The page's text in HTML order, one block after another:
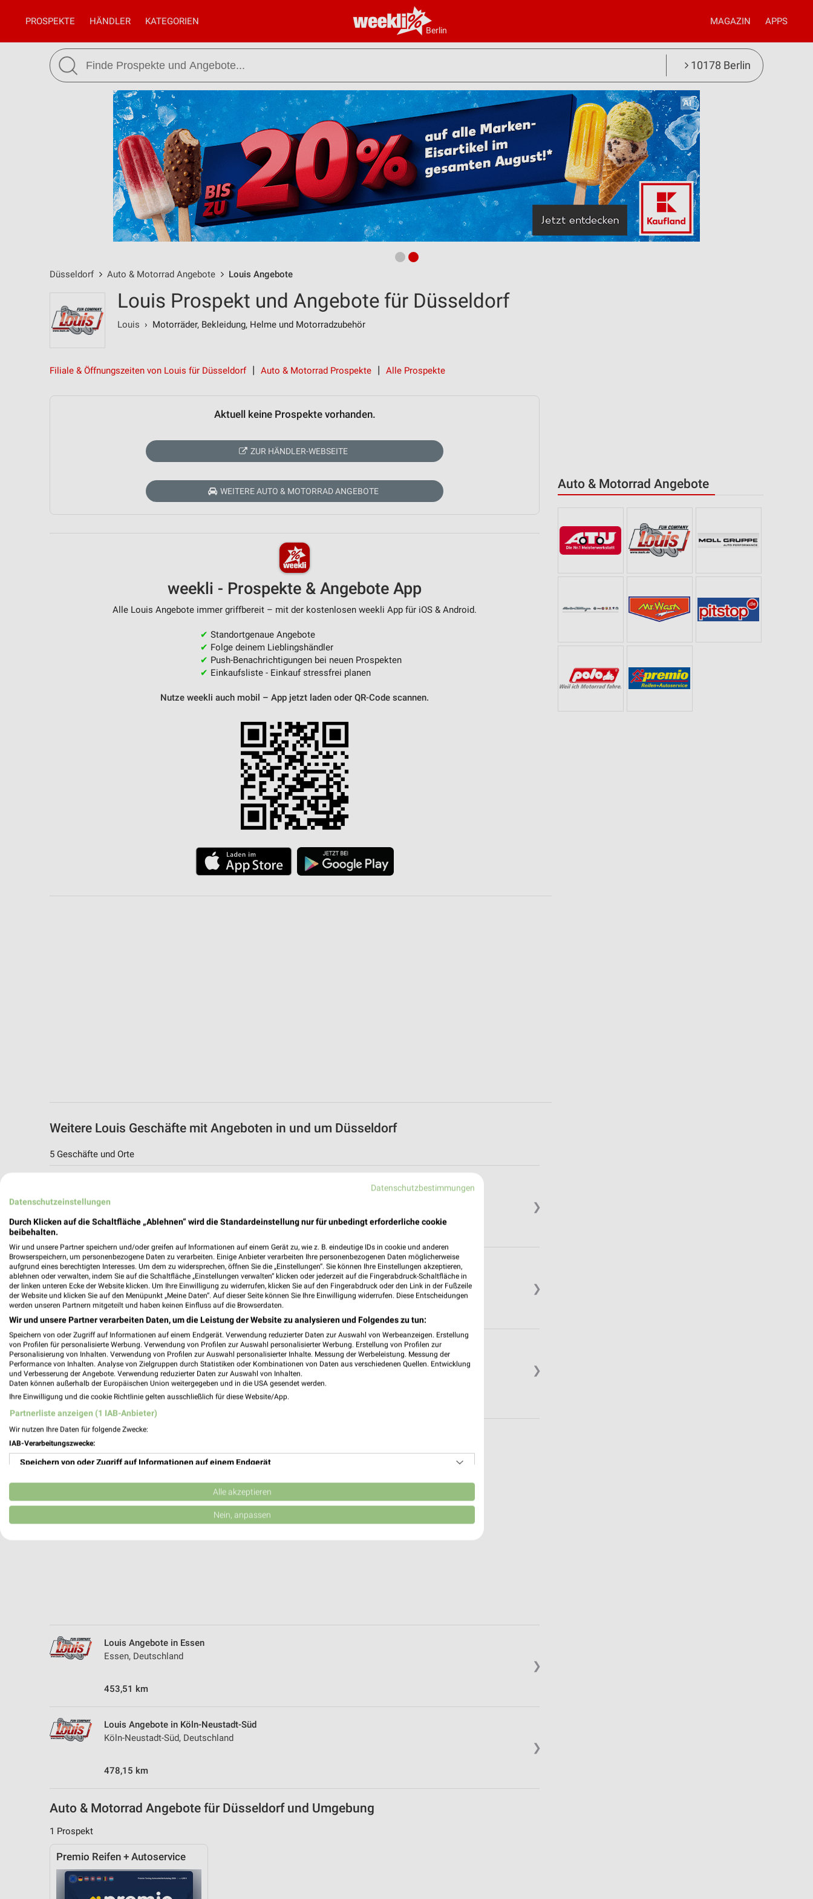
Berlin
PROSPEKTE HÄNDLER KATEGORIEN MAGAZIN APPS
10178 Berlin
Düsseldorf Auto & Motorrad Angebote Louis Angebote
Auto & Motorrad Angebote
Louis Prospekt und Angebote für Düsseldorf
Louis › Motorräder, Bekleidung, Helme und Motorradzubehör
Filiale & Öffnungszeiten von Louis für Düsseldorf Auto & Motorrad Prospekte Alle Prospekte
Aktuell keine Prospekte vorhanden.
ZUR HÄNDLER-WEBSEITE
WEITERE AUTO & MOTORRAD ANGEBOTE
weekli - Prospekte & Angebote App
Alle Louis Angebote immer griffbereit – mit der kostenlosen weekli App für iOS & Android.
✔ Standortgenaue Angebote
✔ Folge deinem Lieblingshändler
✔ Push-Benachrichtigungen bei neuen Prospekten
✔ Einkaufsliste - Einkauf stressfrei planen
Nutze weekli auch mobil – App jetzt laden oder QR-Code scannen.
Weitere Louis Geschäfte mit Angeboten in und um Düsseldorf
5 Geschäfte und Orte
❯
Duisburg, Deutschland
470,52 km
❯
Louis Angebote in Mönchengladbach
Mönchengladbach, Deutschland
501,18 km
❯
Louis Angebote in Wuppertal
Wuppertal, Deutschland
450,97 km
❯
Louis Angebote in Essen
Essen, Deutschland
453,51 km
❯
Louis Angebote in Köln-Neustadt-Süd
Köln-Neustadt-Süd, Deutschland
478,15 km
Auto & Motorrad Angebote für Düsseldorf und Umgebung
1 Prospekt
Premio Reifen + Autoservice
Datenschutzbestimmungen
Datenschutzeinstellungen
Durch Klicken auf die Schaltfläche „Ablehnen“ wird die Standardeinstellung nur für unbedingt erforderliche cookie
beibehalten.
Wir und unsere Partner speichern und/oder greifen auf Informationen auf einem Gerät zu, wie z. B. eindeutige IDs in cookie und anderen
Browserspeichern, um personenbezogene Daten zu verarbeiten. Einige Anbieter verarbeiten Ihre personenbezogenen Daten möglicherweise
aufgrund eines berechtigten Interesses. Um dem zu widersprechen, öffnen Sie die „Einstellungen“. Sie können Ihre Einstellungen akzeptieren,
ablehnen oder verwalten, indem Sie auf die Schaltfläche „Einstellungen verwalten“ klicken oder jederzeit auf die Fingerabdruck-Schaltfläche in
der linken unteren Ecke der Website klicken. Um Ihre Einwilligung zu widerrufen, klicken Sie auf den Fingerabdruck oder den Link in der Fußzeile
der Website und klicken Sie auf den Menüpunkt „Meine Daten“. Auf dieser Seite können Sie Ihre Einwilligung widerrufen. Diese Entscheidungen
werden unseren Partnern mitgeteilt und haben keinen Einfluss auf die Browserdaten.
Wir und unsere Partner verarbeiten Daten, um die Leistung der Website zu analysieren und Folgendes zu tun:
Speichern von oder Zugriff auf Informationen auf einem Endgerät. Verwendung reduzierter Daten zur Auswahl von Werbeanzeigen. Erstellung
von Profilen für personalisierte Werbung. Verwendung von Profilen zur Auswahl personalisierter Werbung. Erstellung von Profilen zur
Personalisierung von Inhalten. Verwendung von Profilen zur Auswahl personalisierter Inhalte. Messung der Werbeleistung. Messung der
Performance von Inhalten. Analyse von Zielgruppen durch Statistiken oder Kombinationen von Daten aus verschiedenen Quellen. Entwicklung
und Verbesserung der Angebote. Verwendung reduzierter Daten zur Auswahl von Inhalten.
Daten können außerhalb der Europäischen Union weitergegeben und in die USA gesendet werden.
Ihre Einwilligung und die cookie Richtlinie gelten ausschließlich für diese Website/App.
Partnerliste anzeigen (1 IAB-Anbieter)
Wir nutzen Ihre Daten für folgende Zwecke:
IAB-Verarbeitungszwecke:
Speichern von oder Zugriff auf Informationen auf einem Endgerät
Verwendung reduzierter Daten zur Auswahl von Werbeanzeigen
Erstellung von Profilen für personalisierte Werbung
Messung der Performance von Inhalten
Analyse von Zielgruppen durch Statistiken oder Kombinationen von Daten aus verschiedenen
Entwicklung und Verbesserung der Angebote
Verwendung reduzierter Daten zur Auswahl von Inhalten
IAB-Besonderheiten:
Nicht-IAB-Verarbeitungszwecke:
Funktional
Alle akzeptieren
Nein, anpassen